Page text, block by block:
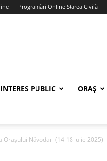
Programări Online Starea Civilă
PUBLIC ORAȘ
Năvodari (14-18 iulie 2025)